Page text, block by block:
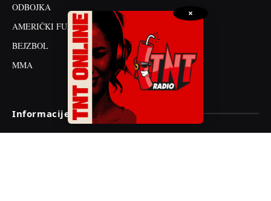
ODBOJKA
AMERIČKI FUDBAL
BEJZBOL
MMA
Informacije
×